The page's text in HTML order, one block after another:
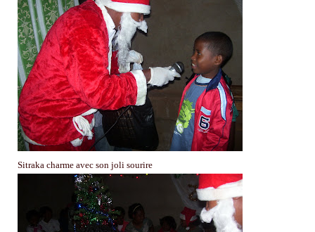
Sitraka charme avec son joli sourire